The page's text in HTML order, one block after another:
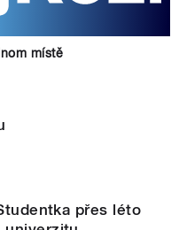
místě
přes léto